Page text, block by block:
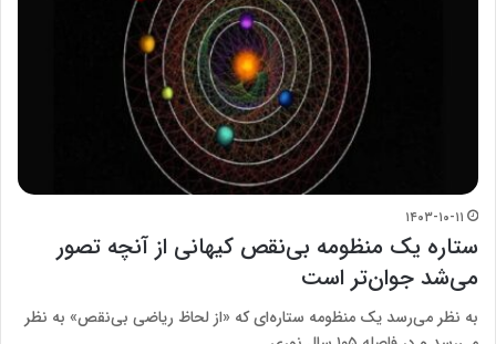
۱۴۰۳-۱۰-۱۱
ستاره‌ یک منظومه بی‌نقص کیهانی از آنچه تصور
می‌شد جوان‌تر است
به نظر می‌رسد یک منظومه ستاره‌ای که «از لحاظ ریاضی بی‌نقص» به نظر